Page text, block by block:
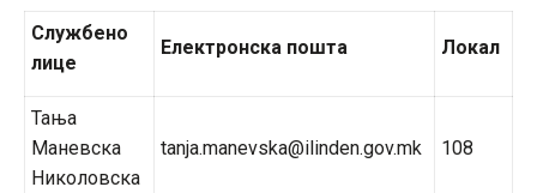
Службено
лице
Електронска пошта Локал
Тања
Маневска
Николовска
tanja.manevska@ilinden.gov.mk 108